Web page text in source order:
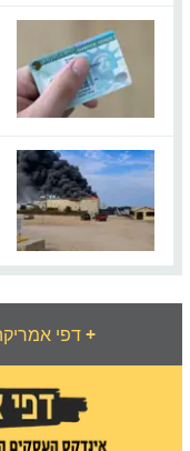
דפי אמריקה - הוסף בית עסק+